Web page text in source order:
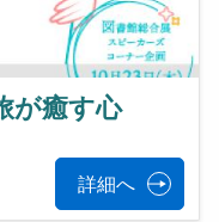
が癒す心
詳細へ